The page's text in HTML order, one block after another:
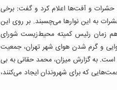
حشرات و آفت‌ها اعلام کرد و گفت: برخی
به این نوارها می‌‌چسبند. بر روی این
زمان رئیس کمیته محیط‌زیست شورای
و گرم شدن هوای شهر تهران، جمعیت
به گزارش میزان، محمد حقانی به بی
که برای شهروندان ایجاد می‌کنند،